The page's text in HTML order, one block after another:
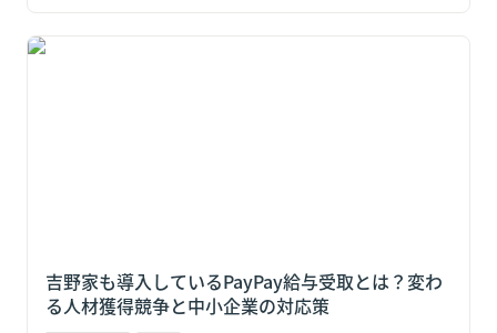
吉野家も導入しているPayPay給与受取とは？変わる人
吉野家も導入しているPayPay給与受取とは？変わ
る人材獲得競争と中小企業の対応策